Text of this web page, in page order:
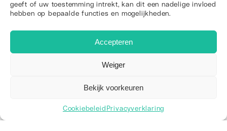
geeft of uw toestemming intrekt, kan dit een nadelige invloed
hebben op bepaalde functies en mogelijkheden.
Accepteren
Weiger
Bekijk voorkeuren
Cookiebeleid Privacyverklaring
LEES MEER OVER
Ons laatste nieuws